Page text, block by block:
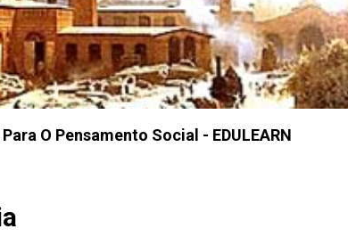
O Pensamento Social - EDULEARN